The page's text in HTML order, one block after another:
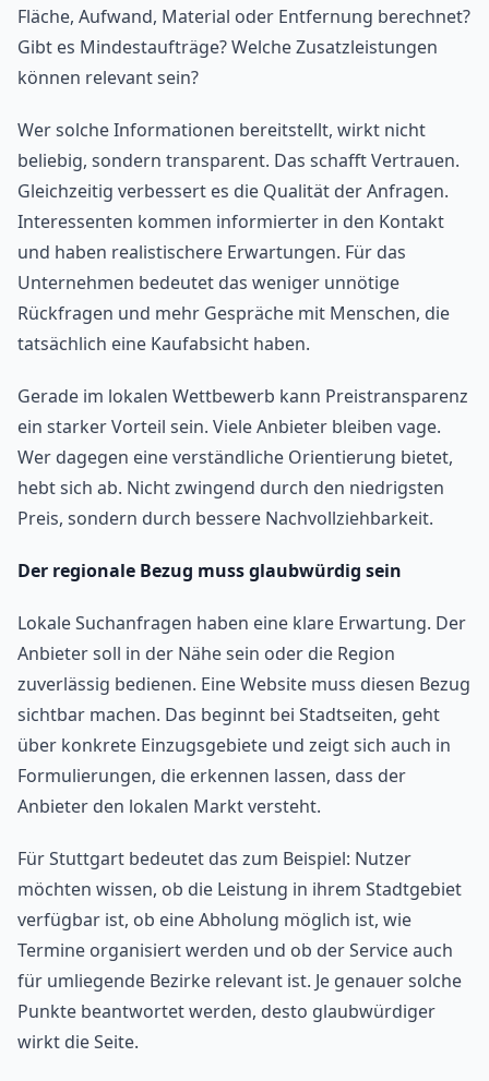
Fläche, Aufwand, Material oder Entfernung berechnet?
Gibt es Mindestaufträge? Welche Zusatzleistungen
können relevant sein?
Wer solche Informationen bereitstellt, wirkt nicht
beliebig, sondern transparent. Das schafft Vertrauen.
Gleichzeitig verbessert es die Qualität der Anfragen.
Interessenten kommen informierter in den Kontakt
und haben realistischere Erwartungen. Für das
Unternehmen bedeutet das weniger unnötige
Rückfragen und mehr Gespräche mit Menschen, die
tatsächlich eine Kaufabsicht haben.
Gerade im lokalen Wettbewerb kann Preistransparenz
ein starker Vorteil sein. Viele Anbieter bleiben vage.
Wer dagegen eine verständliche Orientierung bietet,
hebt sich ab. Nicht zwingend durch den niedrigsten
Preis, sondern durch bessere Nachvollziehbarkeit.
Der regionale Bezug muss glaubwürdig sein
Lokale Suchanfragen haben eine klare Erwartung. Der
Anbieter soll in der Nähe sein oder die Region
zuverlässig bedienen. Eine Website muss diesen Bezug
sichtbar machen. Das beginnt bei Stadtseiten, geht
über konkrete Einzugsgebiete und zeigt sich auch in
Formulierungen, die erkennen lassen, dass der
Anbieter den lokalen Markt versteht.
Für Stuttgart bedeutet das zum Beispiel: Nutzer
möchten wissen, ob die Leistung in ihrem Stadtgebiet
verfügbar ist, ob eine Abholung möglich ist, wie
Termine organisiert werden und ob der Service auch
für umliegende Bezirke relevant ist. Je genauer solche
Punkte beantwortet werden, desto glaubwürdiger
wirkt die Seite.